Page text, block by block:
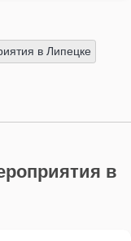
в Липецке
в